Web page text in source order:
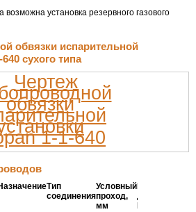
установка резервного газового
обвязки испарительной
сухого типа
Тип
соединения
Условный
проход,
мм
давление